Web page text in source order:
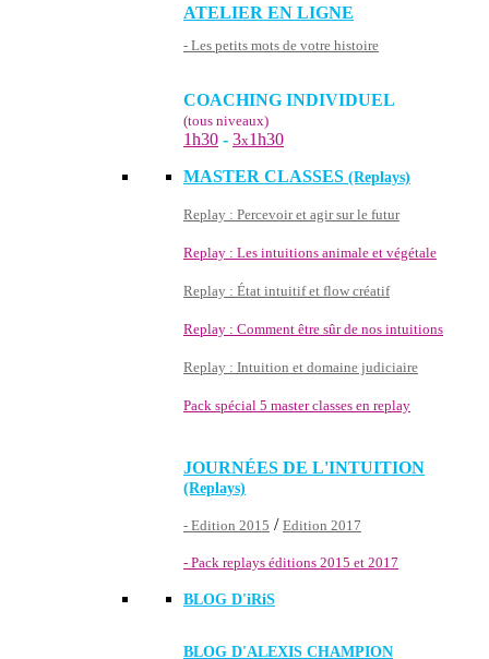
ATELIER EN LIGNE
- Les petits mots de votre histoire
COACHING INDIVIDUEL
(tous niveaux)
1h30 - 3x1h30
MASTER CLASSES (Replays)
Replay : Percevoir et agir sur le futur
Replay : Les intuitions animale et végétale
Replay : État intuitif et flow créatif
Replay : Comment être sûr de nos intuitions
Replay : Intuition et domaine judiciaire
Pack spécial 5 master classes en replay
JOURNÉES DE L'INTUITION
(Replays)
- Edition 2015 / Edition 2017
- Pack replays éditions 2015 et 2017
BLOG D'iRiS
BLOG D'ALEXIS CHAMPION